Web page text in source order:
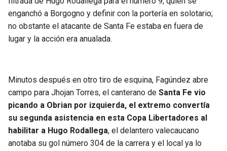
enganchó a Borgogno y definir con la portería en solotario;
no obstante el atacante de Santa Fe estaba en fuera de
lugar y la acción era anualada.
Minutos después en otro tiro de esquina, Fagúndez abre
campo para Jhojan Torres, el canterano de Santa Fe vio
picando a Obrian por izquierda, el extremo convertía
su segunda asistencia en esta Copa Libertadores al
habilitar a Hugo Rodallega, el delantero valecaucano
anotaba su gol número 304 de la carrera y el local ya lo